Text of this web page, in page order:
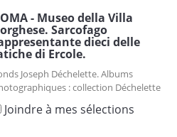
- Museo della Villa
Sarcofago
dieci delle
di Ercole.
Joseph Déchelette. Albums
: collection Déchelette
Joindre à mes sélections